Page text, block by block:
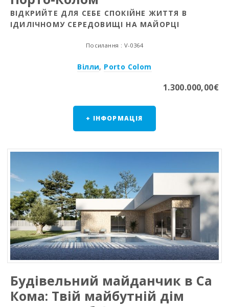
ВІДКРИЙТЕ ДЛЯ СЕБЕ СПОКІЙНЕ ЖИТТЯ В
ІДИЛІЧНОМУ СЕРЕДОВИЩІ НА МАЙОРЦІ
Посилання : V-0364
Вілли, Porto Colom
1.300.000,00€
+ ІНФОРМАЦІЯ
Будівельний майданчик в Са
Кома: Твій майбутній дім